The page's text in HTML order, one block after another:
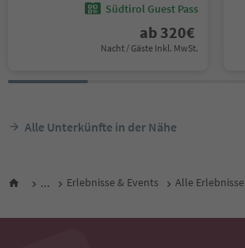
Südtirol Guest Pass
ab 320€
Nacht / Gäste Inkl. MwSt.
Alle Unterkünfte in der Nähe
... Erlebnisse & Events Alle Erlebnisse